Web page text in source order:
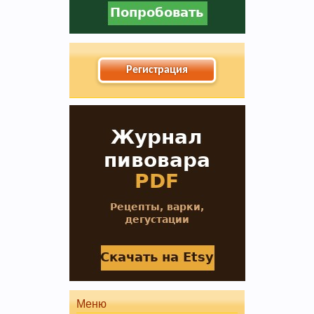
В случае, если Вы не знаете в какую тему
форума обратится с конкретным вопросом -
просьба уточнить в чате этот момент, Вам
будут предложены подходящие разделы, в
которых Вы сможете задать свой вопрос, либо
найти ответ на него, если такой вопрос уже
Регистрация
Меню